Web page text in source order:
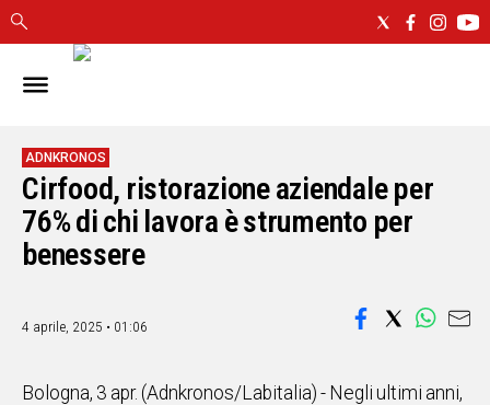
IN
CAGLIARI
SASSARI
NUORO
ORISTANO
SULCIS
OGLIASTRA
ADNKRONOS
Cirfood, ristorazione aziendale per
76% di chi lavora è strumento per
benessere
4 aprile, 2025 • 01:06
Bologna, 3 apr. (Adnkronos/Labitalia) - Negli ultimi anni,